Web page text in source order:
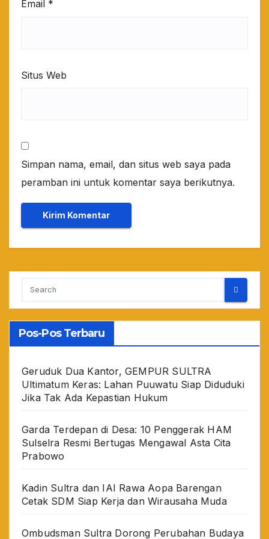
Email *
Situs Web
Simpan nama, email, dan situs web saya pada
peramban ini untuk komentar saya berikutnya.
Pos-Pos Terbaru
Geruduk Dua Kantor, GEMPUR SULTRA
Ultimatum Keras: Lahan Puuwatu Siap Diduduki
Jika Tak Ada Kepastian Hukum
Garda Terdepan di Desa: 10 Penggerak HAM
Sulselra Resmi Bertugas Mengawal Asta Cita
Prabowo
Kadin Sultra dan IAI Rawa Aopa Barengan
Cetak SDM Siap Kerja dan Wirausaha Muda
Ombudsman Sultra Dorong Perubahan Budaya